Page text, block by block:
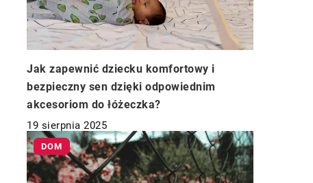
Jak zapewnić dziecku komfortowy i
bezpieczny sen dzięki odpowiednim
akcesoriom do łóżeczka?
19 sierpnia 2025
DOM